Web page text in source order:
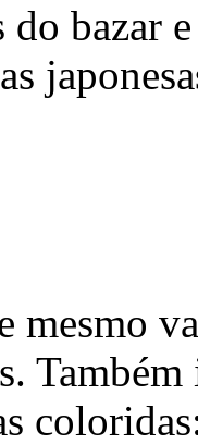
do bazar
mesmo